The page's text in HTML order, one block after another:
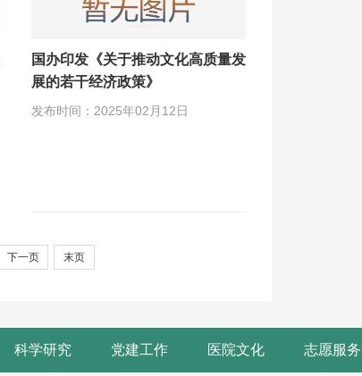
国办印发《关于推动文化高质量发
展的若干经济政策》
发布时间：2025年02月12日
下一页 末页
科学研究 党建工作 医院文化 志愿服务